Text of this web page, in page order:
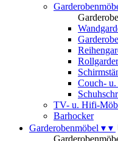
Couch-
TV- u. Hifi-
Barhocker
Garderobenmöbel ▾ ▾